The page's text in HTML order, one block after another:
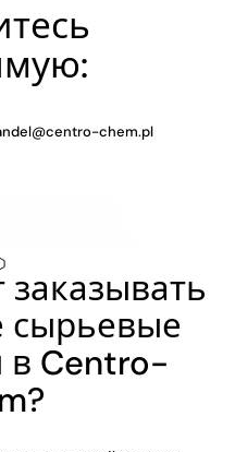
chem.pl
сырьевые
в Centro-